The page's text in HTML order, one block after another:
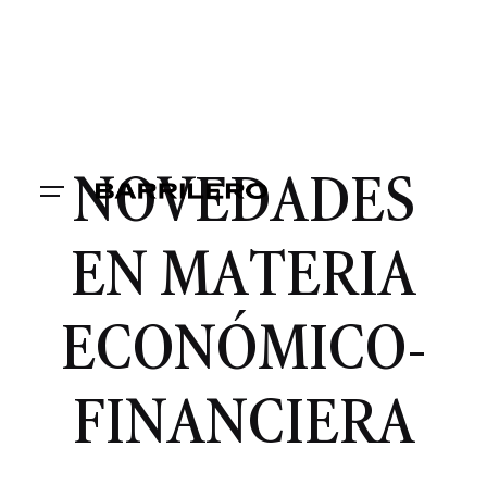
NOVEDADES
EN MATERIA
ECONÓMICO-
FINANCIERA